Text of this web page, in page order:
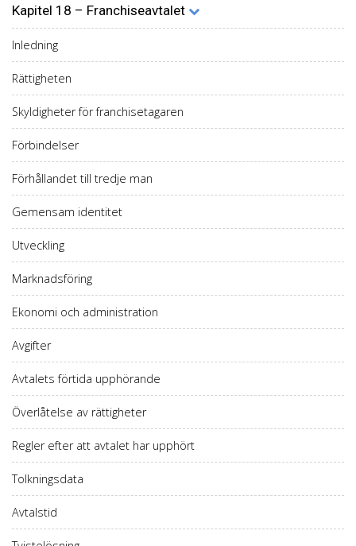
Kapitel 18 – Franchiseavtalet
Inledning
Rättigheten
Skyldigheter för franchisetagaren
Förbindelser
Förhållandet till tredje man
Gemensam identitet
Utveckling
Marknadsföring
Ekonomi och administration
Avgifter
Avtalets förtida upphörande
Överlåtelse av rättigheter
Regler efter att avtalet har upphört
Tolkningsdata
Avtalstid